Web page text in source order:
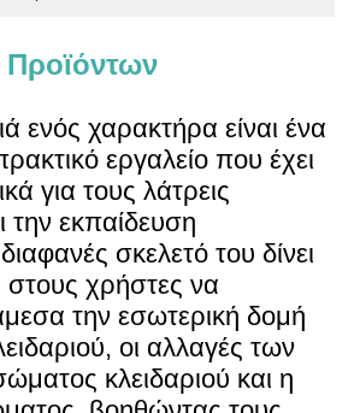
ενός χαρακτήρα είναι ένα
εργαλείο που έχει
για τους λάτρεις
την εκπαίδευση
σκελετό του δίνει
στους χρήστες να
την εσωτερική δομή
οι αλλαγές των
κλειδαριού και η